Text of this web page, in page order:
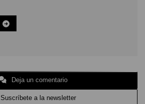
Deja un comentario
Suscríbete a la newsletter